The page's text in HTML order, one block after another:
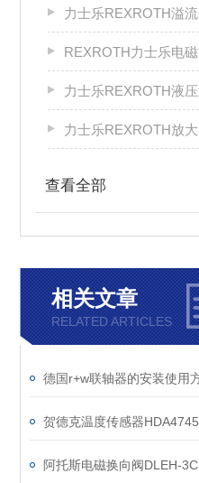
力士乐REXROTH溢
REXROTH力士乐电
力士乐REXROTH液
力士乐REXROTH放
查看全部
相关文章
RELATED ARTICLES
德国r+w联轴器的安装使用